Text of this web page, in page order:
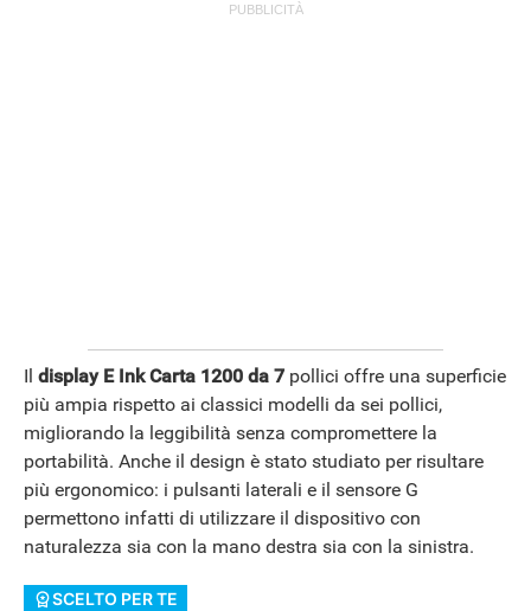
Il display E Ink Carta 1200 da 7 pollici offre una superficie
più ampia rispetto ai classici modelli da sei pollici,
migliorando la leggibilità senza compromettere la
portabilità. Anche il design è stato studiato per risultare
più ergonomico: i pulsanti laterali e il sensore G
permettono infatti di utilizzare il dispositivo con
naturalezza sia con la mano destra sia con la sinistra.
SCELTO PER TE